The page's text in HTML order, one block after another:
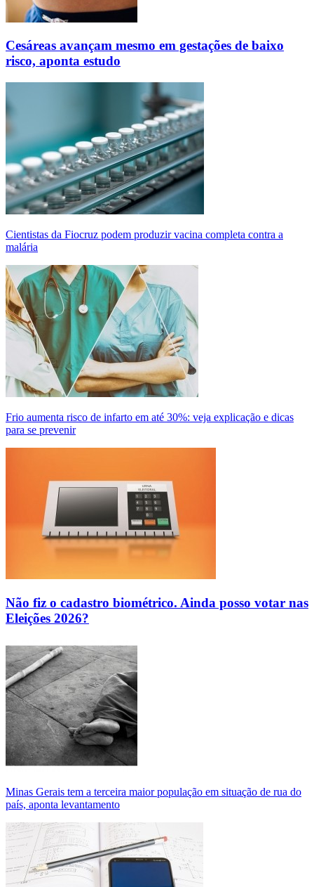
Cesáreas avançam mesmo em gestações de baixo
risco, aponta estudo
Cientistas da Fiocruz podem produzir vacina completa contra a
malária
Frio aumenta risco de infarto em até 30%: veja explicação e dicas
para se prevenir
Não fiz o cadastro biométrico. Ainda posso votar nas
Eleições 2026?
Minas Gerais tem a terceira maior população em situação de rua do
país, aponta levantamento